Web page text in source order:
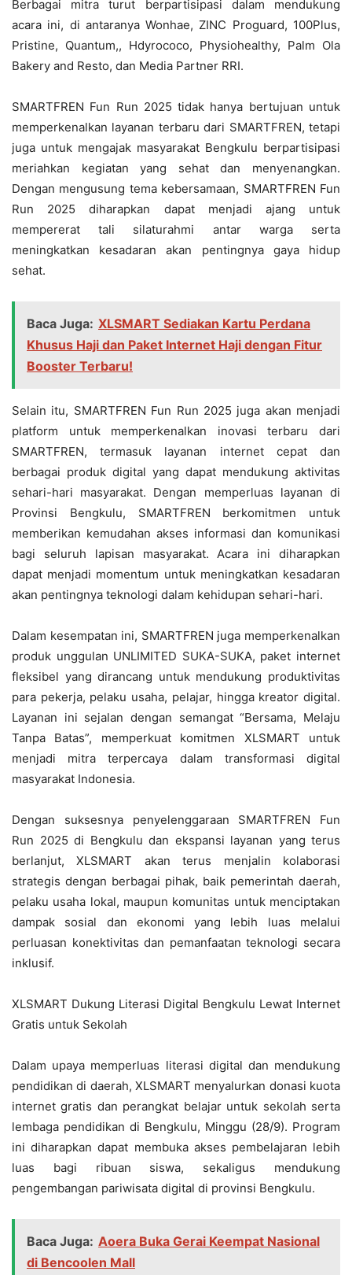
Berbagai mitra turut berpartisipasi dalam mendukung
acara ini, di antaranya Wonhae, ZINC Proguard, 100Plus,
Pristine, Quantum,, Hdyrococo, Physiohealthy, Palm Ola
Bakery and Resto, dan Media Partner RRI.
SMARTFREN Fun Run 2025 tidak hanya bertujuan untuk
memperkenalkan layanan terbaru dari SMARTFREN, tetapi
juga untuk mengajak masyarakat Bengkulu berpartisipasi
meriahkan kegiatan yang sehat dan menyenangkan.
Dengan mengusung tema kebersamaan, SMARTFREN Fun
Run 2025 diharapkan dapat menjadi ajang untuk
mempererat tali silaturahmi antar warga serta
meningkatkan kesadaran akan pentingnya gaya hidup
sehat.
Baca Juga: XLSMART Sediakan Kartu Perdana
Khusus Haji dan Paket Internet Haji dengan Fitur
Booster Terbaru!
Selain itu, SMARTFREN Fun Run 2025 juga akan menjadi
platform untuk memperkenalkan inovasi terbaru dari
SMARTFREN, termasuk layanan internet cepat dan
berbagai produk digital yang dapat mendukung aktivitas
sehari-hari masyarakat. Dengan memperluas layanan di
Provinsi Bengkulu, SMARTFREN berkomitmen untuk
memberikan kemudahan akses informasi dan komunikasi
bagi seluruh lapisan masyarakat. Acara ini diharapkan
dapat menjadi momentum untuk meningkatkan kesadaran
akan pentingnya teknologi dalam kehidupan sehari-hari.
Dalam kesempatan ini, SMARTFREN juga memperkenalkan
produk unggulan UNLIMITED SUKA-SUKA, paket internet
fleksibel yang dirancang untuk mendukung produktivitas
para pekerja, pelaku usaha, pelajar, hingga kreator digital.
Layanan ini sejalan dengan semangat “Bersama, Melaju
Tanpa Batas”, memperkuat komitmen XLSMART untuk
menjadi mitra terpercaya dalam transformasi digital
masyarakat Indonesia.
Dengan suksesnya penyelenggaraan SMARTFREN Fun
Run 2025 di Bengkulu dan ekspansi layanan yang terus
berlanjut, XLSMART akan terus menjalin kolaborasi
strategis dengan berbagai pihak, baik pemerintah daerah,
pelaku usaha lokal, maupun komunitas untuk menciptakan
dampak sosial dan ekonomi yang lebih luas melalui
perluasan konektivitas dan pemanfaatan teknologi secara
inklusif.
XLSMART Dukung Literasi Digital Bengkulu Lewat Internet
Gratis untuk Sekolah
Dalam upaya memperluas literasi digital dan mendukung
pendidikan di daerah, XLSMART menyalurkan donasi kuota
internet gratis dan perangkat belajar untuk sekolah serta
lembaga pendidikan di Bengkulu, Minggu (28/9). Program
ini diharapkan dapat membuka akses pembelajaran lebih
luas bagi ribuan siswa, sekaligus mendukung
pengembangan pariwisata digital di provinsi Bengkulu.
Baca Juga: Aoera Buka Gerai Keempat Nasional
di Bencoolen Mall